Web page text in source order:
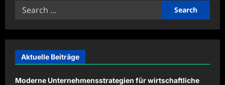
Search
Aktuelle Beiträge
Moderne Unternehmensstrategien für wirtschaftliche